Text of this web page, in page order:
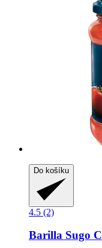
Do košíku
4.5 (2)
Barilla Sugo